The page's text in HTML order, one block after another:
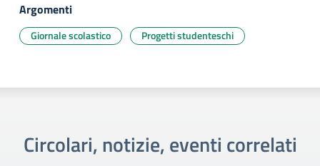
Argomenti
Giornale scolastico Progetti studenteschi
Circolari, notizie, eventi correlati